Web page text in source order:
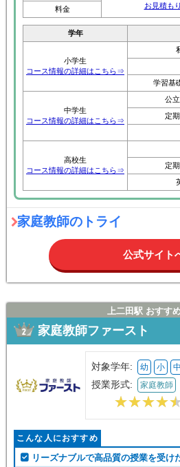
お見積も
料金
学年
小学生
コース情報の詳細はこちら⇒
学習基
中学生
コース情報の詳細はこちら⇒
公
定
高校生
コース情報の詳細はこちら⇒
定
家庭教師のトライ
公式サイト
上二田駅 おすす
家庭教師ファースト
対象学年: 幼 小 中
授業形式: 家庭教師
こんな人におすすめ
リーズナブルで高品質の授業を受け